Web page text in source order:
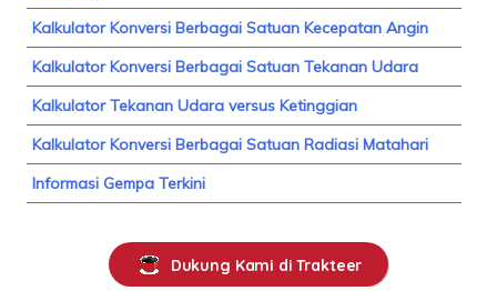
Kalkulator Konversi Berbagai Satuan Kecepatan Angin
Kalkulator Konversi Berbagai Satuan Tekanan Udara
Kalkulator Tekanan Udara versus Ketinggian
Kalkulator Konversi Berbagai Satuan Radiasi Matahari
Informasi Gempa Terkini
Dukung Kami di Trakteer